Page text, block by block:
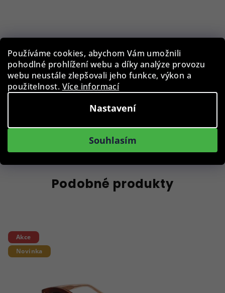
Používáme cookies, abychom Vám umožnili
pohodlné prohlížení webu a díky analýze provozu
webu neustále zlepšovali jeho funkce, výkon a
použitelnost. Více informací
Nastavení
Souhlasím
Pouzdro na brýle BLB-EWC-810-BRN
189 Kč
Skladem, na prodejně
Podobné produkty
Akce
Novinka